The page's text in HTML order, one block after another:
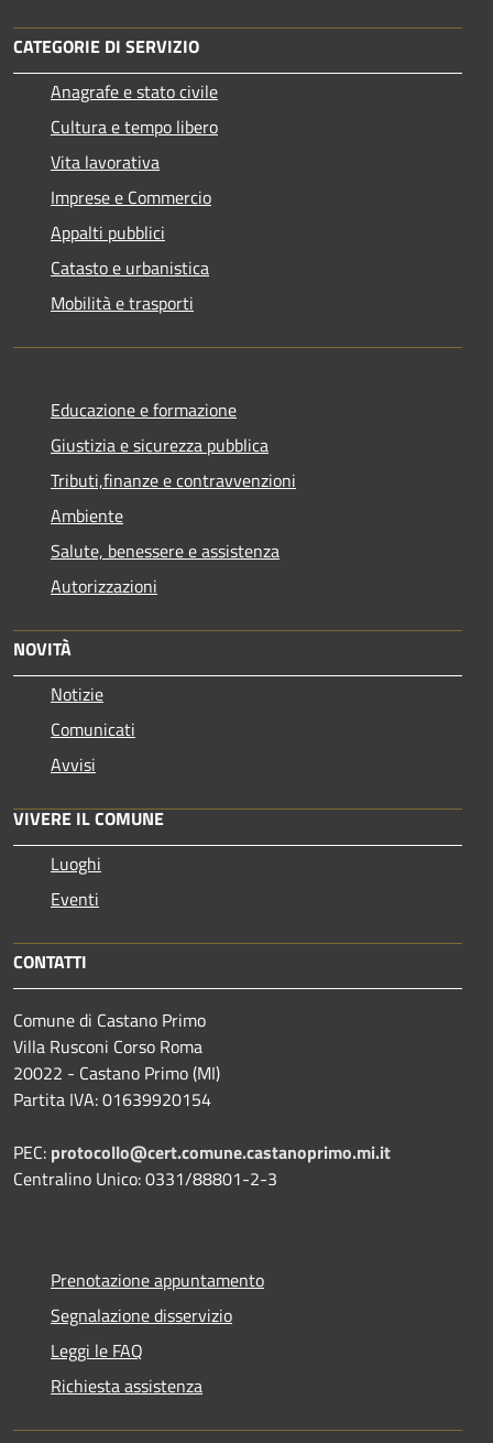
CATEGORIE DI SERVIZIO
Anagrafe e stato civile
Cultura e tempo libero
Vita lavorativa
Imprese e Commercio
Appalti pubblici
Catasto e urbanistica
Mobilità e trasporti
Educazione e formazione
Giustizia e sicurezza pubblica
Tributi,finanze e contravvenzioni
Ambiente
Salute, benessere e assistenza
Autorizzazioni
NOVITÀ
Notizie
Comunicati
Avvisi
VIVERE IL COMUNE
Luoghi
Eventi
CONTATTI
Comune di Castano Primo
Villa Rusconi Corso Roma
20022 - Castano Primo (MI)
Partita IVA: 01639920154
PEC: protocollo@cert.comune.castanoprimo.mi.it
Centralino Unico: 0331/88801-2-3
Prenotazione appuntamento
Segnalazione disservizio
Leggi le FAQ
Richiesta assistenza